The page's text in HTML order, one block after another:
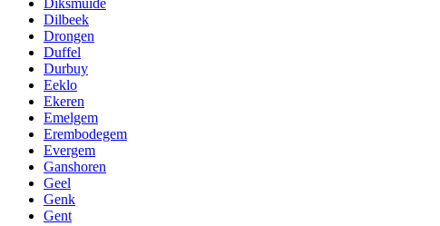
Diksmuide
Dilbeek
Drongen
Duffel
Durbuy
Eeklo
Ekeren
Emelgem
Erembodegem
Evergem
Ganshoren
Geel
Genk
Gent